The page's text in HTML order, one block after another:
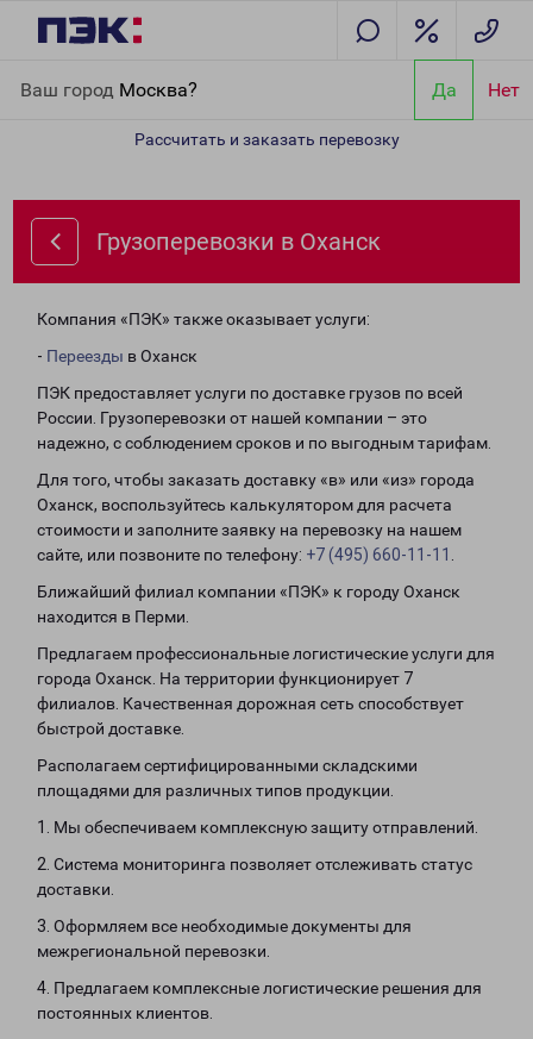
Ваш город Москва? Да Нет
Рассчитать и заказать перевозку
Грузоперевозки в Оханск
Компания «ПЭК» также оказывает услуги:
- Переезды в Оханск
ПЭК предоставляет услуги по доставке грузов по всей
России. Грузоперевозки от нашей компании – это
надежно, с соблюдением сроков и по выгодным тарифам.
Для того, чтобы заказать доставку «в» или «из» города
Оханск, воспользуйтесь калькулятором для расчета
стоимости и заполните заявку на перевозку на нашем
сайте, или позвоните по телефону: +7 (495) 660-11-11
Ближайший филиал компании «ПЭК» к городу Оханск
находится в Перми.
Предлагаем профессиональные логистические услуги для
города Оханск. На территории функционирует 7
филиалов. Качественная дорожная сеть способствует
быстрой доставке.
Располагаем сертифицированными складскими
площадями для различных типов продукции.
1. Мы обеспечиваем комплексную защиту отправлений.
2. Система мониторинга позволяет отслеживать статус
доставки.
3. Оформляем все необходимые документы для
межрегиональной перевозки.
4. Предлагаем комплексные логистические решения для
постоянных клиентов.